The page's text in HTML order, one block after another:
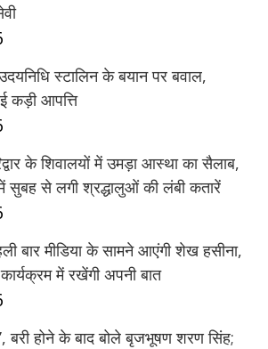
स्टालिन के बयान पर बवाल,
कड़ी आपत्ति
के शिवालयों में उमड़ा आस्था का सैलाब,
में सुबह से लगी श्रद्धालुओं की लंबी कतारें
बार मीडिया के सामने आएंगी शेख हसीना,
में रखेंगी अपनी बात
बरी होने के बाद बोले बृजभूषण शरण सिंह;